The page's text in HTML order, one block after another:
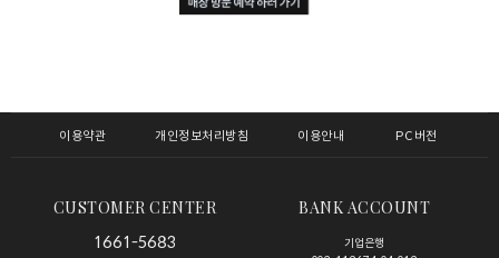
이용약관 개인정보처리방침 이용안내 PC버전
CUSTOMER CENTER
1661-5683
BANK ACCOUNT
기업은행